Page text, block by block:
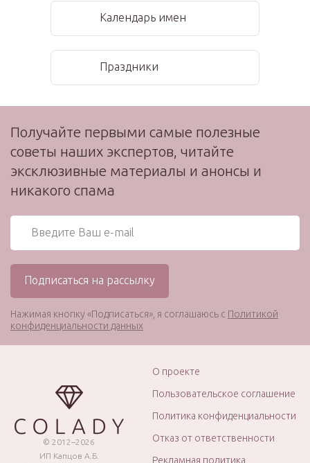
Календарь имен
Праздники
Получайте первыми самые полезные
советы наших экспертов, читайте
эксклюзивные материалы и анонсы и
никакого спама
Нажимая кнопку «Подписаться», я соглашаюсь с Политикой
конфиденциальности данных
© 2012–2026
ИП Капцов А.Б.
О проекте
Пользовательское соглашение
Политика конфиденциальности
Отказ от ответственности
Рекламная политика